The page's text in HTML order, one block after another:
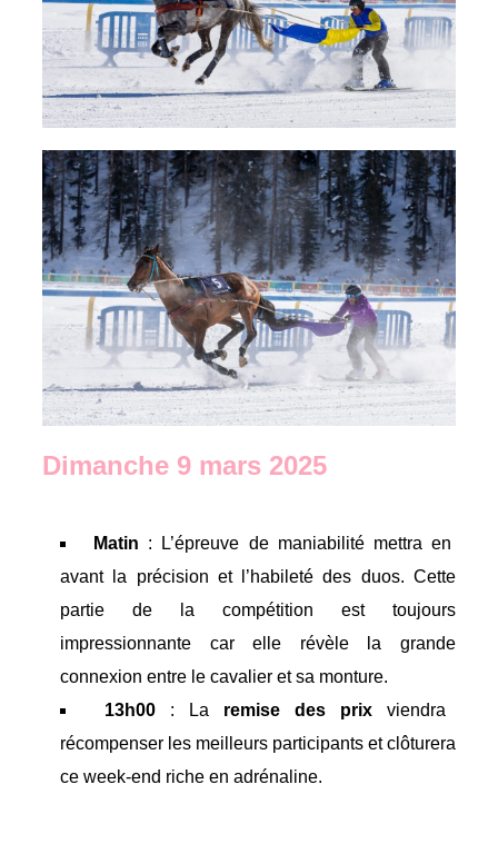
Dimanche 9 mars 2025
Matin : L’épreuve de maniabilité mettra en
avant la précision et l’habileté des duos. Cette
partie de la compétition est toujours
impressionnante car elle révèle la grande
connexion entre le cavalier et sa monture.
13h00: La remise des prix viendra
récompenser les meilleurs participants et clôturera
ce week-end riche en adrénaline.